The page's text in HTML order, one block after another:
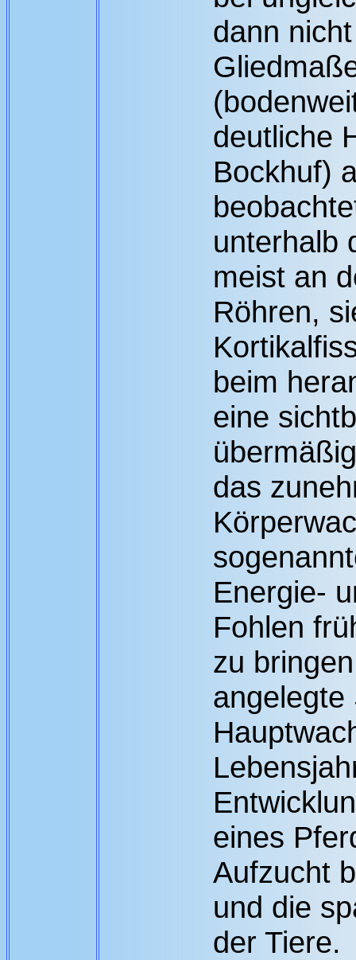
dann
deutliche
Bockhuf)
unterhalb
meist an
Röhren,
beim
eine
das
Energie-
Fohlen
zu
angelegte
eines
Aufzucht
und die
der Tiere.